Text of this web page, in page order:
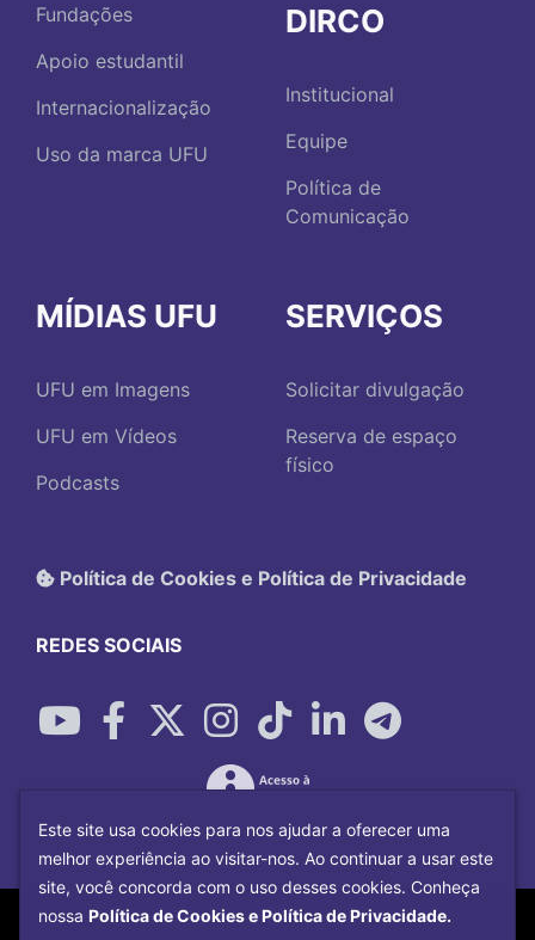
Fundações
Apoio estudantil
Internacionalização
Uso da marca UFU
DIRCO
Institucional
Equipe
Política de
Comunicação
MÍDIAS UFU
UFU em Imagens
UFU em Vídeos
Podcasts
SERVIÇOS
Solicitar divulgação
Reserva de espaço
físico
Política de Cookies e Política de Privacidade
REDES SOCIAIS
Copyright©2026Universidade Federal
Este site usa cookies para nos ajudar a oferecer uma
melhor experiência ao visitar-nos. Ao continuar a usar este
site, você concorda com o uso desses cookies. Conheça
nossa Política de Cookies e Política de Privacidade.